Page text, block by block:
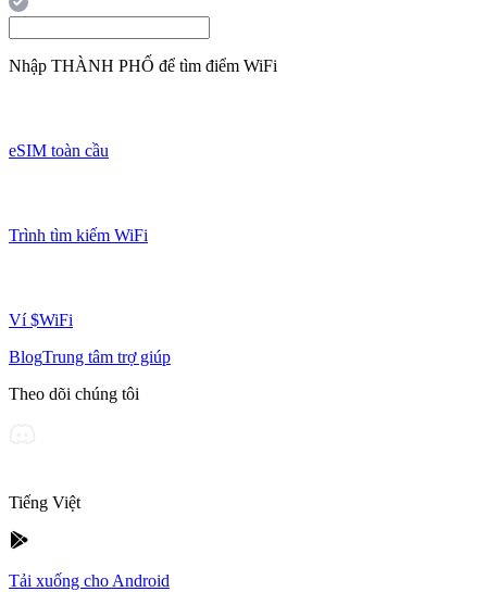
Nhập THÀNH PHỐ để tìm điểm WiFi
eSIM toàn cầu
Trình tìm kiếm WiFi
Ví $WiFi
BlogTrung tâm trợ giúp
Theo dõi chúng tôi
Tiếng Việt
Tải xuống cho Android